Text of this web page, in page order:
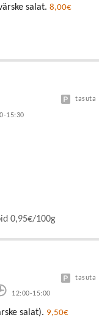
salat. 8,00€
15:30
tasuta
0,95€/100g
12:00-15:00
tasuta
salat). 9,50€